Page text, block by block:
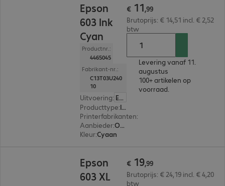
Epson
603 Ink
Cyan
Productnr.:
4465045
Fabrikant-nr.:
C13T03U240
10
Uitvoering: Europa
Producttype: Ink
Printerfabrikanten:
Aanbieder:
Origineel
Kleur:Cyaan
€ 11,99
Brutoprijs: € 14,51 incl. € 2,52
btw
Levering vanaf 11.
augustus
100+ artikelen op
voorraad.
Epson
603 XL
€ 19,99
Brutoprijs: € 24,19 incl. € 4,20
btw